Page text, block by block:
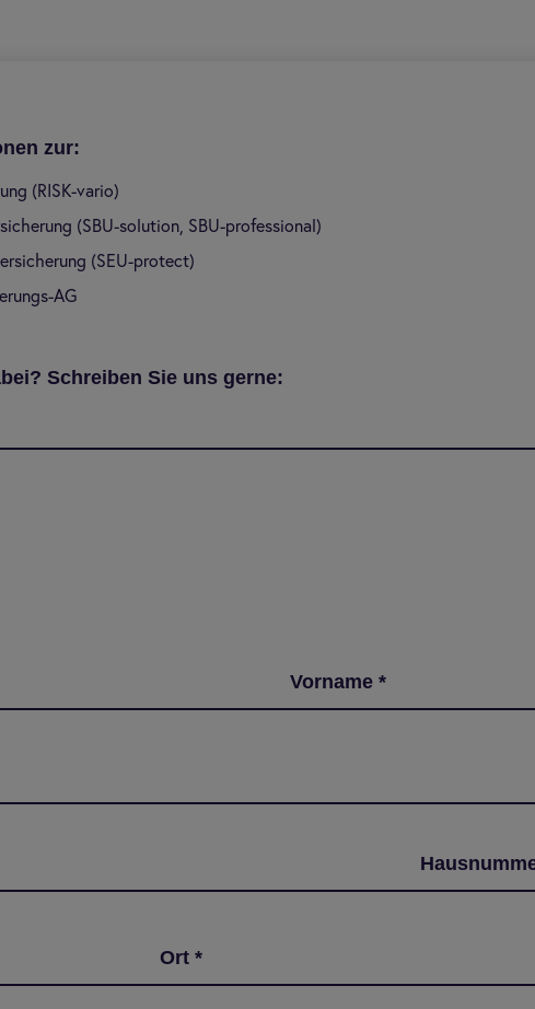
zur:
(RISK-vario)
(SBU-solution, SBU-professional)
(SEU-protect)
AG
Schreiben Sie uns gerne:
Vorname *
Ort *